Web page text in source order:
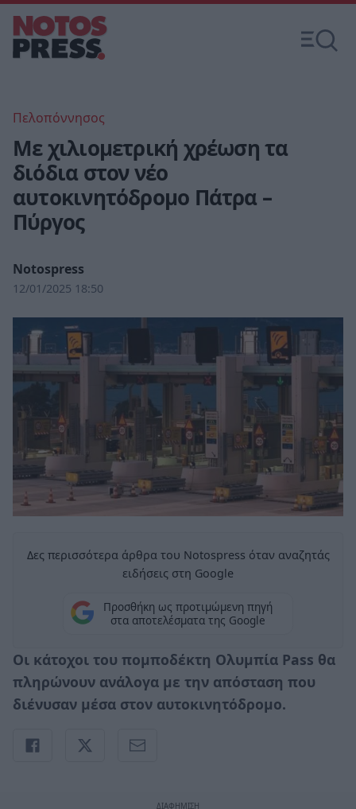
Πελοπόννησος
Με χιλιομετρική χρέωση τα
διόδια στον νέο
αυτοκινητόδρομο Πάτρα –
Πύργος
Notospress
12/01/2025 18:50
Δες περισσότερα άρθρα του Notospress όταν αναζητάς
ειδήσεις στη Google
Προσθήκη ως προτιμώμενη πηγή
στα αποτελέσματα της Google
Οι κάτοχοι του πομποδέκτη Ολυμπία Pass θα
πληρώνουν ανάλογα με την απόσταση που
διένυσαν μέσα στον αυτοκινητόδρομο.